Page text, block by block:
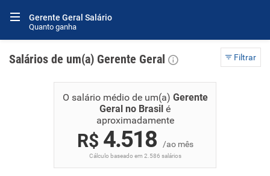
Gerente Geral Salário
Quanto ganha
Salários de um(a) Gerente Geral Filtrar
O salário médio de um(a) Gerente
Geral no Brasil é
aproximadamente
R$ 4.518 /ao mês
Cálculo baseado em 2.586 salários